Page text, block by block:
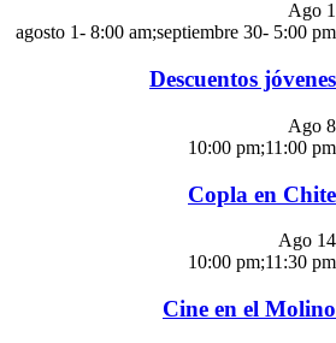
Ago 1
agosto 1- 8:00 am;septiembre 30- 5:00 pm
Descuentos jóvenes
Ago 8
10:00 pm;11:00 pm
Copla en Chite
Ago 14
10:00 pm;11:30 pm
Cine en el Molino